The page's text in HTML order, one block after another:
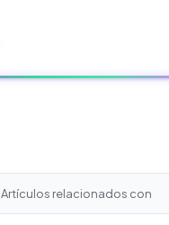
Artículos relacionados con